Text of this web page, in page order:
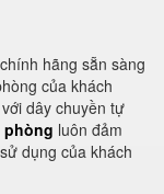
chính hãng sẵn sàng
của khách
dây chuyền tự
phòng luôn đảm
dụng của khách